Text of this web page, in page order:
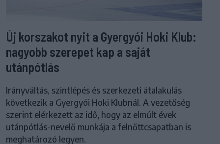
Új korszakot nyit a Gyergyói Hoki Klub:
nagyobb szerepet kap a saját
utánpótlás
Irányváltás, szintlépés és szerkezeti átalakulás
következik a Gyergyói Hoki Klubnál. A vezetőség
szerint elérkezett az idő, hogy az elmúlt évek
utánpótlás-nevelő munkája a felnőttcsapatban is
meghatározó legyen.